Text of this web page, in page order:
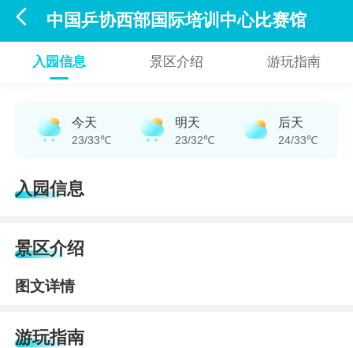
 中国乒协西部国际培训中心比赛馆
入园信息 景区介绍 游玩指南
今天
23/33℃
明天
23/32℃
后天
24/33℃
入园信息
景区介绍
图文详情
游玩指南